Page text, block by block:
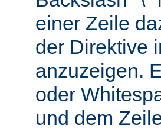
einer Zeile
der Direktive
anzuzeigen.
oder
und dem